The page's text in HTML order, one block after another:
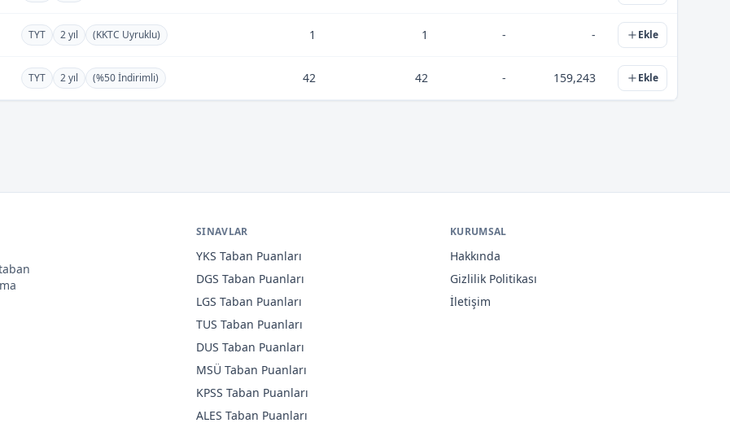
TYT 2 yıl (KKTC Uyruklu) 1 1 - - Ekle
TYT 2 yıl (%50 İndirimli) 42 42 - 159,243 Ekle
SINAVLAR
YKS Taban Puanları
DGS Taban Puanları
LGS Taban Puanları
TUS Taban Puanları
DUS Taban Puanları
MSÜ Taban Puanları
KPSS Taban Puanları
ALES Taban Puanları
KURUMSAL
Hakkında
Gizlilik Politikası
İletişim